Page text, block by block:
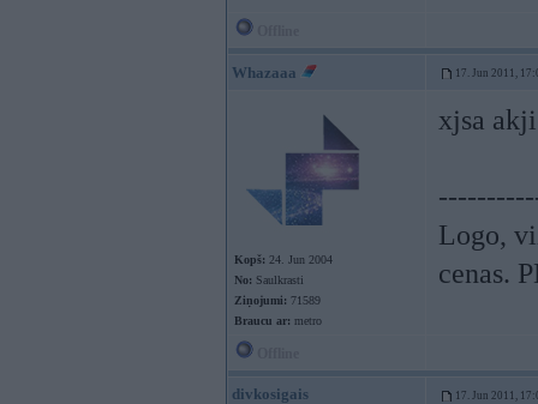
Whazaaa 17. Jun 2011,
Kopš: 24. Jun 2004
No: Saulkrasti
Ziņojumi: 71589
Braucu ar: metro
xjsa
Logo,
cenas.
divkosigais 17. Jun 2011,